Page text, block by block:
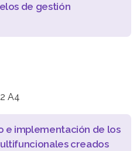
de gestión
e implementación de los
creados